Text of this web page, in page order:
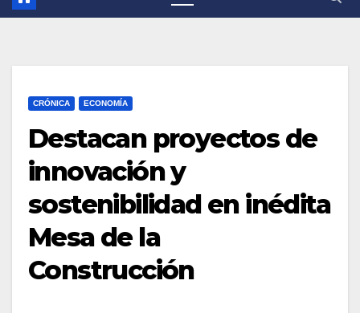
CRÓNICA ECONOMÍA
Destacan proyectos de
innovación y
sostenibilidad en inédita
Mesa de la
Construcción